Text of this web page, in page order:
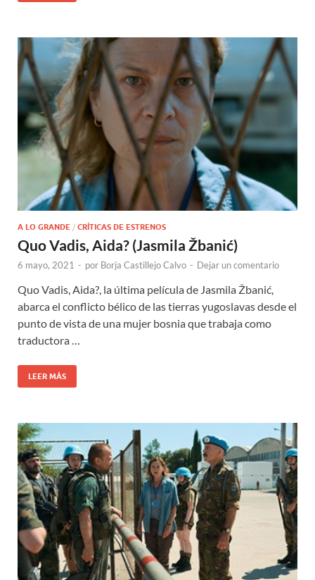
A LO GRANDE / CRÍTICAS DE ESTRENOS
Quo Vadis, Aida? (Jasmila Žbanić)
6 mayo, 2021 - por Borja Castillejo Calvo - Dejar un comentario
Quo Vadis, Aida?, la última película de Jasmila Žbanić,
abarca el conflicto bélico de las tierras yugoslavas desde el
punto de vista de una mujer bosnia que trabaja como
traductora …
LEER MÁS